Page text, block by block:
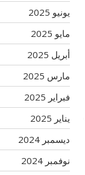
يونيو 2025
مايو 2025
أبريل 2025
مارس 2025
فبراير 2025
يناير 2025
ديسمبر 2024
نوفمبر 2024